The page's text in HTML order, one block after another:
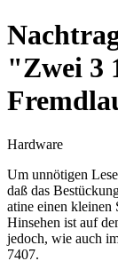
"Zwei 3
Hardware
Um unnötigen
daß das
atine einen kleinen
Hinsehen ist auf
jedoch, wie auch
7407.